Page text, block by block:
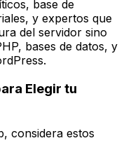
base de
y expertos que
del servidor sino
bases de datos, y
Elegir tu
considera estos